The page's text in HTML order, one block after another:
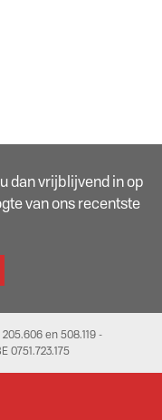
dan vrijblijvend in op
van ons recentste
en 508.119 -
0751.723.175